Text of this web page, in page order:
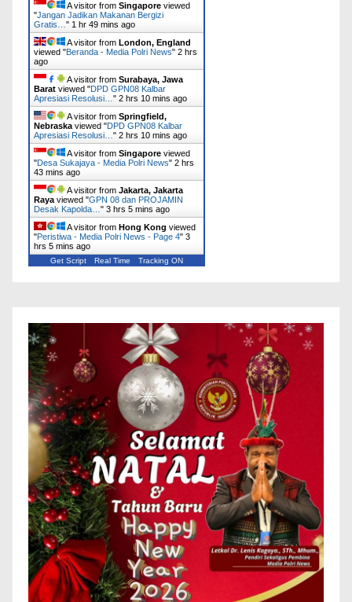
A visitor from Singapore viewed
"Jangan Jadikan Makanan Bergizi
Gratis… " 1 hr 49 mins ago
A visitor from London, England
viewed "Beranda - Media Polri News" 2 hrs
ago
A visitor from Surabaya, Jawa
Barat viewed "DPD GPN08 Kalbar
Apresiasi Resolusi… " 2 hrs 10 mins ago
A visitor from Springfield,
Nebraska viewed "DPD GPN08 Kalbar
Apresiasi Resolusi… " 2 hrs 10 mins ago
A visitor from Singapore viewed
"Desa Sukajaya - Media Polri News" 2 hrs
43 mins ago
A visitor from Jakarta, Jakarta
Raya viewed "GPN 08 dan PROJAMIN
Desak Kapolda… " 3 hrs 5 mins ago
A visitor from Hong Kong viewed
"Peristiwa - Media Polri News - Page 4" 3
hrs 5 mins ago
Get Script Real Time Tracking ON